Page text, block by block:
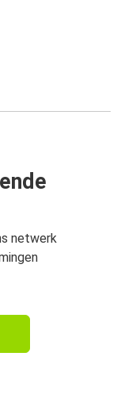
netwerk